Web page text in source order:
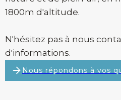
1800m d'altitude.
N'hésitez pas à nous
d'informations.
Nous répondons à vos